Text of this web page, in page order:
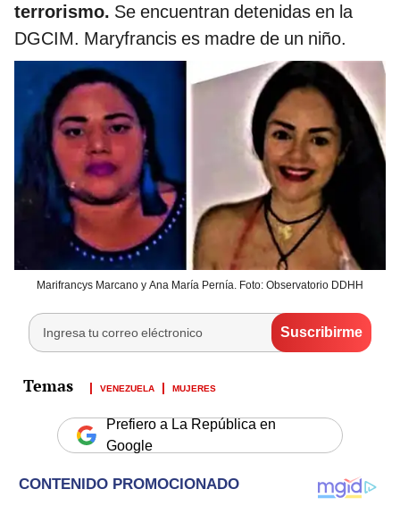
terrorismo. Se encuentran detenidas en la
DGCIM. Maryfrancis es madre de un niño.
Marifrancys Marcano y Ana María Pernía. Foto: Observatorio DDHH
VENEZUELA MUJERES
Prefiero a La República en
Google